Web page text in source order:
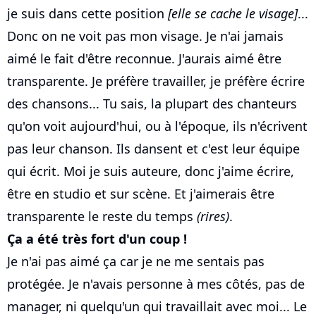
je suis dans cette position [elle se cache le visage]...
Donc on ne voit pas mon visage. Je n'ai jamais
aimé le fait d'être reconnue. J'aurais aimé être
transparente. Je préfère travailler, je préfère écrire
des chansons... Tu sais, la plupart des chanteurs
qu'on voit aujourd'hui, ou à l'époque, ils n'écrivent
pas leur chanson. Ils dansent et c'est leur équipe
qui écrit. Moi je suis auteure, donc j'aime écrire,
être en studio et sur scène. Et j'aimerais être
transparente le reste du temps (rires).
Ça a été très fort d'un coup !
Je n'ai pas aimé ça car je ne me sentais pas
protégée. Je n'avais personne à mes côtés, pas de
manager, ni quelqu'un qui travaillait avec moi... Le